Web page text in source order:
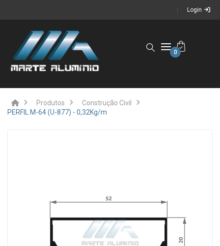
Login
0
Produtos
Construção Civil
PERFIL M-64 (U-877) - 0,32Kg/m